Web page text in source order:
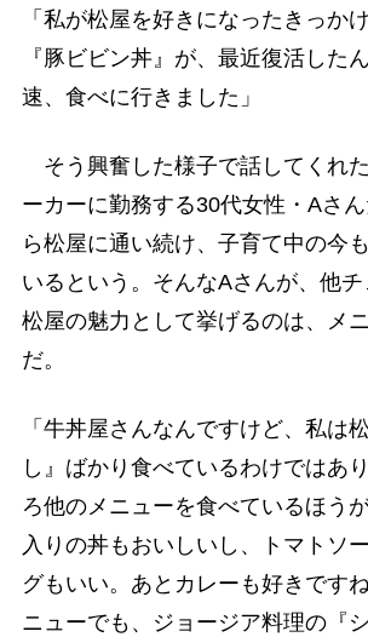
「私が松屋を好きになったきっか
『豚ビビン丼』が、最近復活し
速、食べに行きました」
そう興奮した様子で話してくれ
ーカーに勤務する30代女性・Aさ
ら松屋に通い続け、子育て中の今
いるという。そんなAさんが、他
松屋の魅力として挙げるのは、メ
だ。
「牛丼屋さんなんですけど、私は
し』ばかり食べているわけではあ
ろ他のメニューを食べているほう
入りの丼もおいしいし、トマトソ
グもいい。あとカレーも好きです
ニューでも、ジョージア料理の『